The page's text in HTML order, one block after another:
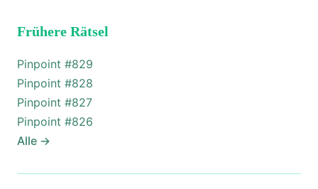
Frühere Rätsel
Pinpoint #829
Pinpoint #828
Pinpoint #827
Pinpoint #826
Alle →